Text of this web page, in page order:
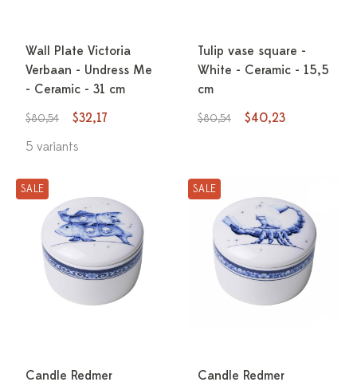
Wall Plate Victoria
Verbaan - Undress Me
- Ceramic - 31 cm
$80,54
$32,17
5 variants
Tulip vase square -
White - Ceramic - 15,5
cm
$80,54 $40,23
SALE
Candle Redmer
SALE
Candle Redmer